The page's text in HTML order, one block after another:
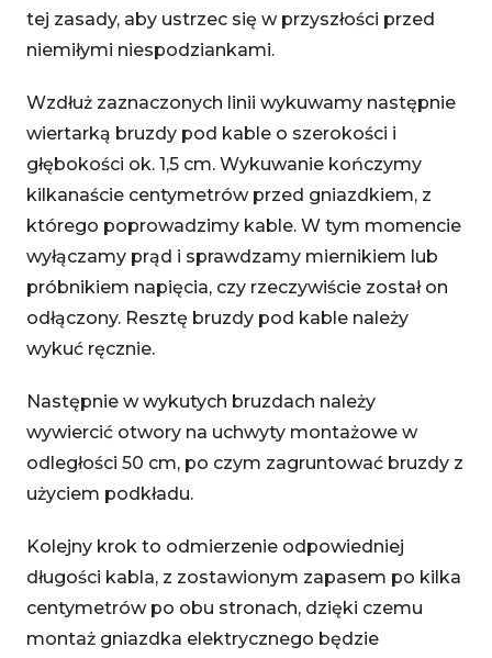
tej zasady, aby ustrzec się w przyszłości przed
niemiłymi niespodziankami.
Wzdłuż zaznaczonych linii wykuwamy następnie
wiertarką bruzdy pod kable o szerokości i
głębokości ok. 1,5 cm. Wykuwanie kończymy
kilkanaście centymetrów przed gniazdkiem, z
którego poprowadzimy kable. W tym momencie
wyłączamy prąd i sprawdzamy miernikiem lub
próbnikiem napięcia, czy rzeczywiście został on
odłączony. Resztę bruzdy pod kable należy
wykuć ręcznie.
Następnie w wykutych bruzdach należy
wywiercić otwory na uchwyty montażowe w
odległości 50 cm, po czym zagruntować bruzdy z
użyciem podkładu.
Kolejny krok to odmierzenie odpowiedniej
długości kabla, z zostawionym zapasem po kilka
centymetrów po obu stronach, dzięki czemu
montaż gniazdka elektrycznego będzie